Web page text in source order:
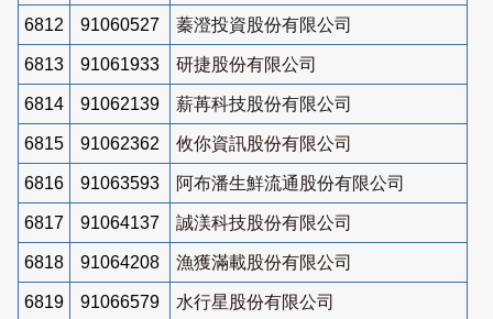
6812 91060527 蓁澄投資股份有限公司
6813 91061933 研捷股份有限公司
6814 91062139 薪苒科技股份有限公司
6815 91062362 攸你資訊股份有限公司
6816 91063593 阿布潘生鮮流通股份有限公司
6817 91064137 誠渼科技股份有限公司
6818 91064208 漁獲滿載股份有限公司
6819 91066579 水行星股份有限公司